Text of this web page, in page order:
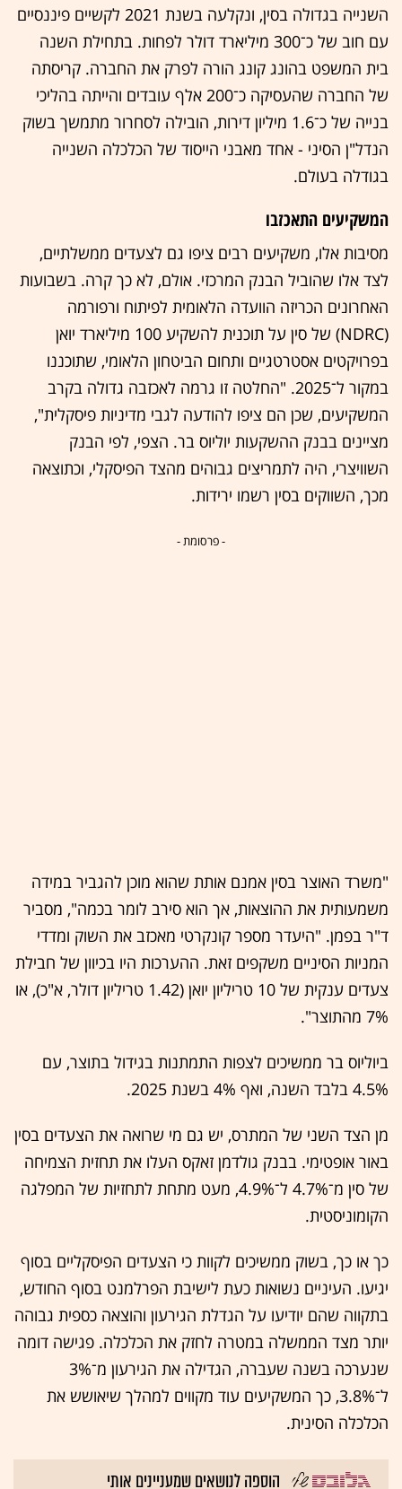
השנייה בגדולה בסין, ונקלעה בשנת 2021 לקשיים פיננסיים
עם חוב של כ־300 מיליארד דולר לפחות. בתחילת השנה
בית המשפט בהונג קונג הורה לפרק את החברה. קריסתה
של החברה שהעסיקה כ־200 אלף עובדים והייתה בהליכי
בנייה של כ־1.6 מיליון דירות, הובילה לסחרור מתמשך בשוק
הנדל"ן הסיני - אחד מאבני הייסוד של הכלכלה השנייה
בגודלה בעולם.
המשקיעים התאכזבו
מסיבות אלו, משקיעים רבים ציפו גם לצעדים ממשלתיים,
לצד אלו שהוביל הבנק המרכזי. אולם, לא כך קרה. בשבועות
האחרונים הכריזה הוועדה הלאומית לפיתוח ורפורמה
(NDRC) של סין על תוכנית להשקיע 100 מיליארד יואן
בפרויקטים אסטרטגיים ותחום הביטחון הלאומי, שתוכננו
במקור ל־2025. "החלטה זו גרמה לאכזבה גדולה בקרב
המשקיעים, שכן הם ציפו להודעה לגבי מדיניות פיסקלית",
מציינים בבנק ההשקעות יוליוס בר. הצפי, לפי הבנק
השוויצרי, היה לתמריצים גבוהים מהצד הפיסקלי, וכתוצאה
מכך, השווקים בסין רשמו ירידות.
- פרסומת -
"משרד האוצר בסין אמנם אותת שהוא מוכן להגביר במידה
משמעותית את ההוצאות, אך הוא סירב לומר בכמה", מסביר
ד"ר בפמן. "היעדר מספר קונקרטי מאכזב את השוק ומדדי
המניות הסיניים משקפים זאת. ההערכות היו בכיוון של חבילת
צעדים ענקית של 10 טריליון יואן (1.42 טריליון דולר, א"כ), או
7% מהתוצר".
ביוליוס בר ממשיכים לצפות התמתנות בגידול בתוצר, עם
4.5% בלבד השנה, ואף 4% בשנת 2025.
מן הצד השני של המתרס, יש גם מי שרואה את הצעדים בסין
באור אופטימי. בבנק גולדמן זאקס העלו את תחזית הצמיחה
של סין מ־4.7% ל־4.9%, מעט מתחת לתחזיות של המפלגה
הקומוניסטית.
כך או כך, בשוק ממשיכים לקוות כי הצעדים הפיסקליים בסוף
יגיעו. העיניים נשואות כעת לישיבת הפרלמנט בסוף החודש,
בתקווה שהם יודיעו על הגדלת הגירעון והוצאה כספית גבוהה
יותר מצד הממשלה במטרה לחזק את הכלכלה. פגישה דומה
שנערכה בשנה שעברה, הגדילה את הגירעון מ־3%
ל־3.8%, כך המשקיעים עוד מקווים למהלך שיאושש את
הכלכלה הסינית.
הוספה לנושאים שמעניינים אותי